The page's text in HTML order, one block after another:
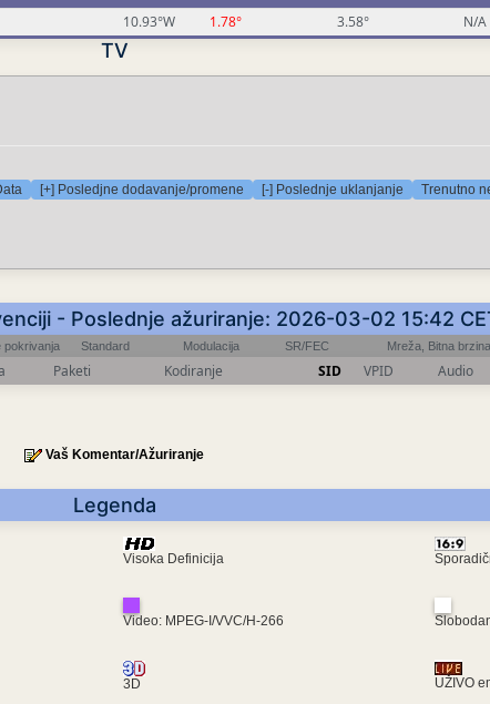
10.93°W 1.78° 3.58° N/A
TV
[+] Posledjne dodavanje/promene [-] Poslednje uklanjanje Trenutno
- Poslednje ažuriranje: 2026-03-02 15:42
pokrivanja Standard Modulacija SR/FEC Mreža, Bitna brzina
Paketi Kodiranje SID VPID Audio
Vaš Komentar/Ažuriranje
Legenda
Visoka Definicija
Video: MPEG-I/VVC/H-266
3D UŽIVO